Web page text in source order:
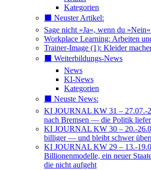
Kategorien
⬛️ Neuster Artikel:
Sage nicht »Ja«, wenn du
Workplace Learning: Arbeiten
Trainer-Image (1): Kleider
⬛️ Weiterbildungs-News
News
KI-News
Kategorien
⬛️ Neuste News:
KI JOURNAL KW 31 – 27.07.-
nach Bremsen — die Politik
KI JOURNAL KW 30 – 20.-
billiger — und bleibt schwer
KI JOURNAL KW 29 – 13.-
Billionenmodelle, ein neuer
die nicht aufgeht